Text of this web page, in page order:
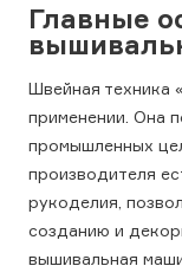
Главные
Швейная техника
применении. Она
промышленных
производителя
рукоделия,
созданию и
вышивальная